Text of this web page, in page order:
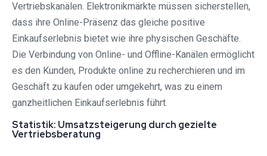
Vertriebskanälen. Elektronikmärkte müssen sicherstellen,
dass ihre Online-Präsenz das gleiche positive
Einkaufserlebnis bietet wie ihre physischen Geschäfte.
Die Verbindung von Online- und Offline-Kanälen ermöglicht
es den Kunden, Produkte online zu recherchieren und im
Geschäft zu kaufen oder umgekehrt, was zu einem
ganzheitlichen Einkaufserlebnis führt.
Statistik: Umsatzsteigerung durch gezielte
Vertriebsberatung